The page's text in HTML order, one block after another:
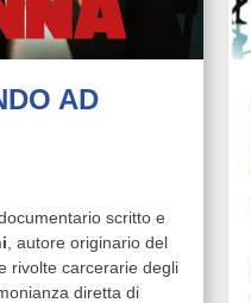
AD
scritto e
, autore originario del
rivolte carcerarie degli
diretta di